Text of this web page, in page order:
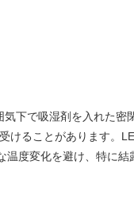
下で吸湿剤を入れた密
ることがあります。
度変化を避け、特に